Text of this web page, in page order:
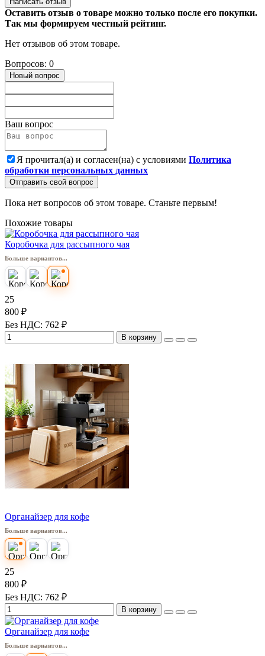
Оставить отзыв о товаре можно только после его покупки.
Так мы формируем честный рейтинг.
Нет отзывов об этом товаре.
Вопросов: 0
Новый вопрос
Ваш вопрос
Я прочитал(а) и согласен(на) с условиями Политика
обработки персональных данных
Отправить свой вопрос
Пока нет вопросов об этом товаре. Станьте первым!
Похожие товары
Коробочка для рассыпного чая
Больше вариантов...
25
800 ₽
Без НДС: 762 ₽
В корзину
Органайзер для кофе
Больше вариантов...
25
800 ₽
Без НДС: 762 ₽
В корзину
Органайзер для кофе
Больше вариантов...